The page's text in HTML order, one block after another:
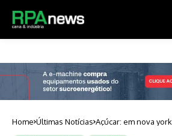
Home Últimas Notícias Açúcar: em nova
só mudam os garçons